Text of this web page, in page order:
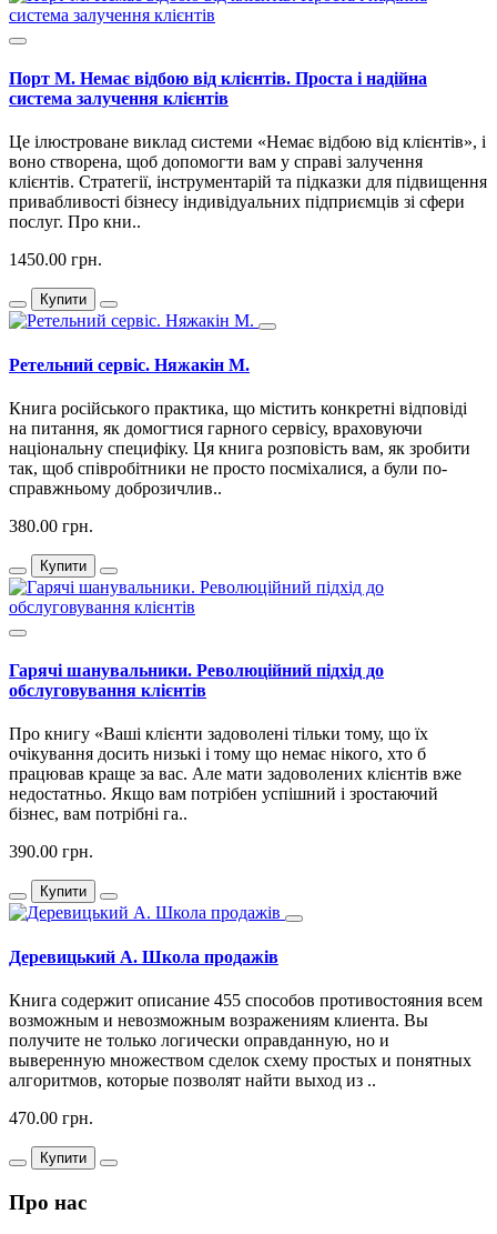
Порт М. Немає відбою від клієнтів. Проста і надійна
система залучення клієнтів
Це ілюстроване виклад системи «Немає відбою від клієнтів», і
воно створена, щоб допомогти вам у справі залучення
клієнтів. Стратегії, інструментарій та підказки для підвищення
привабливості бізнесу індивідуальних підприємців зі сфери
послуг. Про кни..
1450.00 грн.
Купити
Ретельний сервіс. Няжакін М.
Книга російського практика, що містить конкретні відповіді
на питання, як домогтися гарного сервісу, враховуючи
національну специфіку. Ця книга розповість вам, як зробити
так, щоб співробітники не просто посміхалися, а були по-
справжньому доброзичлив..
380.00 грн.
Купити
Гарячі шанувальники. Революційний підхід до
обслуговування клієнтів
Про книгу «Ваші клієнти задоволені тільки тому, що їх
очікування досить низькі і тому що немає нікого, хто б
працював краще за вас. Але мати задоволених клієнтів вже
недостатньо. Якщо вам потрібен успішний і зростаючий
бізнес, вам потрібні га..
390.00 грн.
Купити
Деревицький А. Школа продажів
Книга содержит описание 455 способов противостояния всем
возможным и невозможным возражениям клиента. Вы
получите не только логически оправданную, но и
выверенную множеством сделок схему простых и понятных
алгоритмов, которые позволят найти выход из ..
470.00 грн.
Купити
Про нас